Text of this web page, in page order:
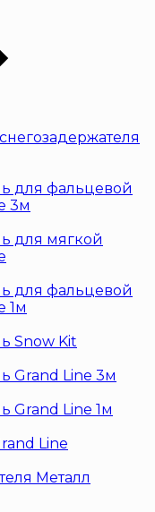
для фальцевой
3м
для мягкой
для фальцевой
1м
Snow Kit
Grand Line 3м
Grand Line 1м
Line
Металл